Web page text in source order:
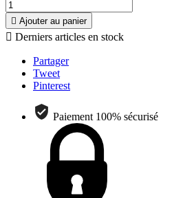
 Ajouter au panier
 Derniers articles en stock
Partager
Tweet
Pinterest
Paiement 100% sécurisé